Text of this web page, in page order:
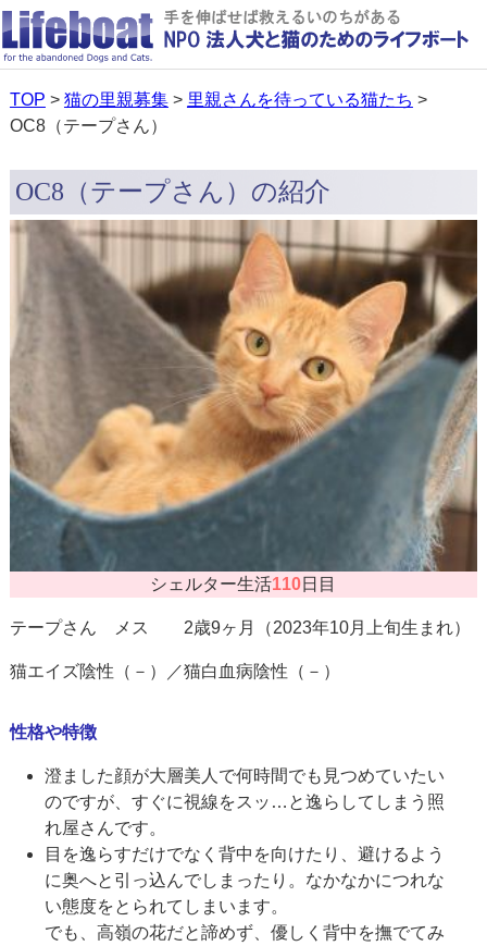
TOP > 猫の里親募集> 里親さんを待っている猫たち >
OC8（テープさん）
OC8（テープさん）の紹介
シェルター生活110日目
テープさん メス 2歳9ヶ月（2023年10月上旬生まれ）
猫エイズ陰性（－）／猫白血病陰性（－）
性格や特徴
澄ました顔が大層美人で何時間でも見つめていたい
のですが、すぐに視線をスッ…と逸らしてしまう照
れ屋さんです。
目を逸らすだけでなく背中を向けたり、避けるよう
に奥へと引っ込んでしまったり。なかなかにつれな
い態度をとられてしまいます。
でも、高嶺の花だと諦めず、優しく背中を撫でてみ